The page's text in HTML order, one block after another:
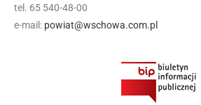
tel. 65 540-48-00
e-mail: powiat@wschowa.com.pl